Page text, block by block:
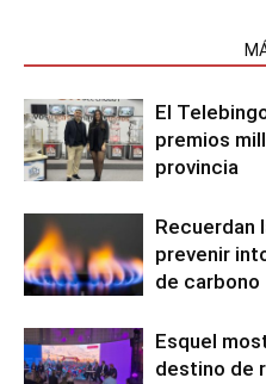
El
premios
provincia
Recuerdan
prevenir
de carbono
Esquel
destino de